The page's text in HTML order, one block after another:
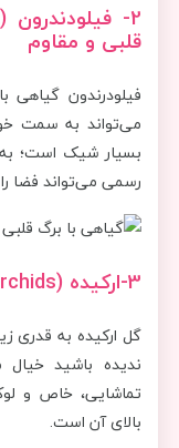
2- فیلودندرون (
قلبی و مقاوم
فیلودرندون گیاهی
می‌تواند به سمت
بسیار شیک است؛ به
رسمی می‌تواند فضا
3-ارکیده (
گل ارکیده به قدری
ندیده باشید
تماشایی، خاص و
بالای آن است.